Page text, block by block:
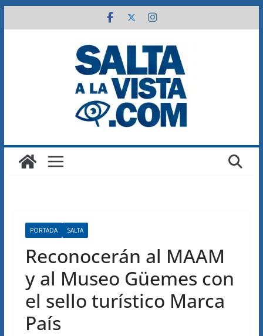
al
PORTADA SALTA
Reconocerán al MAAM
y al Museo Güemes con
el sello turístico Marca
País